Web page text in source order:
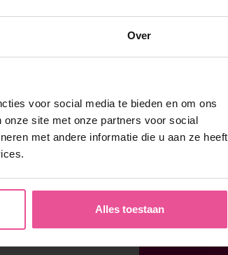
Over
voor social media te bieden en om ons
site met onze partners voor social
met andere informatie die u aan ze heeft
Alles toestaan
chirurgie aan de